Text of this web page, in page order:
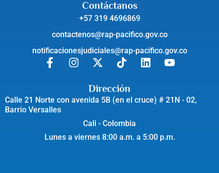
Contáctanos
+57 319 4696869
contactenos@rap-pacifico.gov.co
notificacionesjudiciales@rap-pacifico.gov.co
Dirección
Calle 21 Norte con avenida 5B (en el cruce) # 21N - 02,
Barrio Versalles
Cali - Colombia
Lunes a viernes 8:00 a.m. a 5:00 p.m.